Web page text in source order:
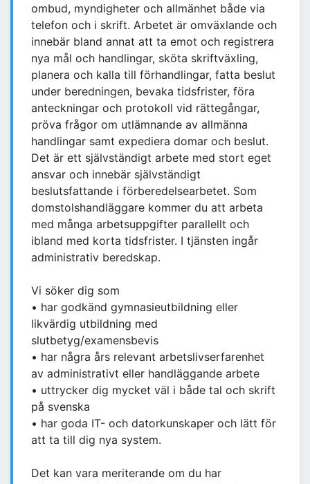
ombud, myndigheter och allmänhet både via
telefon och i skrift. Arbetet är omväxlande och
innebär bland annat att ta emot och registrera
nya mål och handlingar, sköta skriftväxling,
planera och kalla till förhandlingar, fatta beslut
under beredningen, bevaka tidsfrister, föra
anteckningar och protokoll vid rättegångar,
pröva frågor om utlämnande av allmänna
handlingar samt expediera domar och beslut.
Det är ett självständigt arbete med stort eget
ansvar och innebär självständigt
beslutsfattande i förberedelsearbetet. Som
domstolshandläggare kommer du att arbeta
med många arbetsuppgifter parallellt och
ibland med korta tidsfrister. I tjänsten ingår
administrativ beredskap.
Vi söker dig som
• har godkänd gymnasieutbildning eller
likvärdig utbildning med
slutbetyg/examensbevis
• har några års relevant arbetslivserfarenhet
av administrativt eller handläggande arbete
• uttrycker dig mycket väl i både tal och skrift
på svenska
• har goda IT- och datorkunskaper och lätt för
att ta till dig nya system.
Det kan vara meriterande om du har